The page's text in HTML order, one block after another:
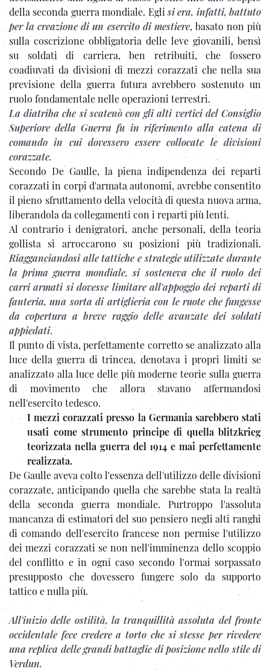
della seconda guerra mondiale. Eglisi era, infatti, battuto
per la creazione di un esercito di mestiere, basato non più
sulla coscrizione obbligatoria delle leve giovanili, bensì
su soldati di carriera, ben retribuiti, che fossero
coadiuvati da divisioni di mezzi corazzati che nella sua
previsione della guerra futura avrebbero sostenuto un
ruolo fondamentale nelle operazioni terrestri.
La diatriba che si scatenò con gli alti vertici del Consiglio
Superiore della Guerra fu in riferimento alla catena di
comando in cui dovessero essere collocate le divisioni
corazzate.
Secondo De Gaulle, la piena indipendenza dei reparti
corazzati in corpi d'armata autonomi, avrebbe consentito
il pieno sfruttamento della velocità di questa nuova arma,
liberandola da collegamenti con i reparti più lenti.
Al contrario i denigratori, anche personali, della teoria
gollista si arroccarono su posizioni più tradizionali.
Riagganciandosi alle tattiche e strategie utilizzate durante
la prima guerra mondiale, si sosteneva che il ruolo dei
carri armati si dovesse limitare all'appoggio dei reparti di
fanteria, una sorta di artiglieria con le ruote che fungesse
da copertura a breve raggio delle avanzate dei soldati
appiedati.
Il punto di vista, perfettamente corretto se analizzato alla
luce della guerra di trincea, denotava i propri limiti se
analizzato alla luce delle più moderne teorie sulla guerra
di movimento che allora stavano affermandosi
nell'esercito tedesco.
I mezzi corazzati presso la Germania sarebbero stati
usati come strumento principe di quella blitzkrieg
teorizzata nella guerra del 1914 e mai perfettamente
realizzata.
De Gaulle aveva colto l'essenza dell'utilizzo delle divisioni
corazzate, anticipando quella che sarebbe stata la realtà
della seconda guerra mondiale. Purtroppo l'assoluta
mancanza di estimatori del suo pensiero negli alti ranghi
di comando dell'esercito francese non permise l'utilizzo
dei mezzi corazzati se non nell'imminenza dello scoppio
del conflitto e in ogni caso secondo l'ormai sorpassato
presupposto che dovessero fungere solo da supporto
tattico e nulla più.
All'inizio delle ostilità, la tranquillità assoluta del fronte
occidentale fece credere a torto che si stesse per rivedere
una replica delle grandi battaglie di posizione nello stile di
Verdun.